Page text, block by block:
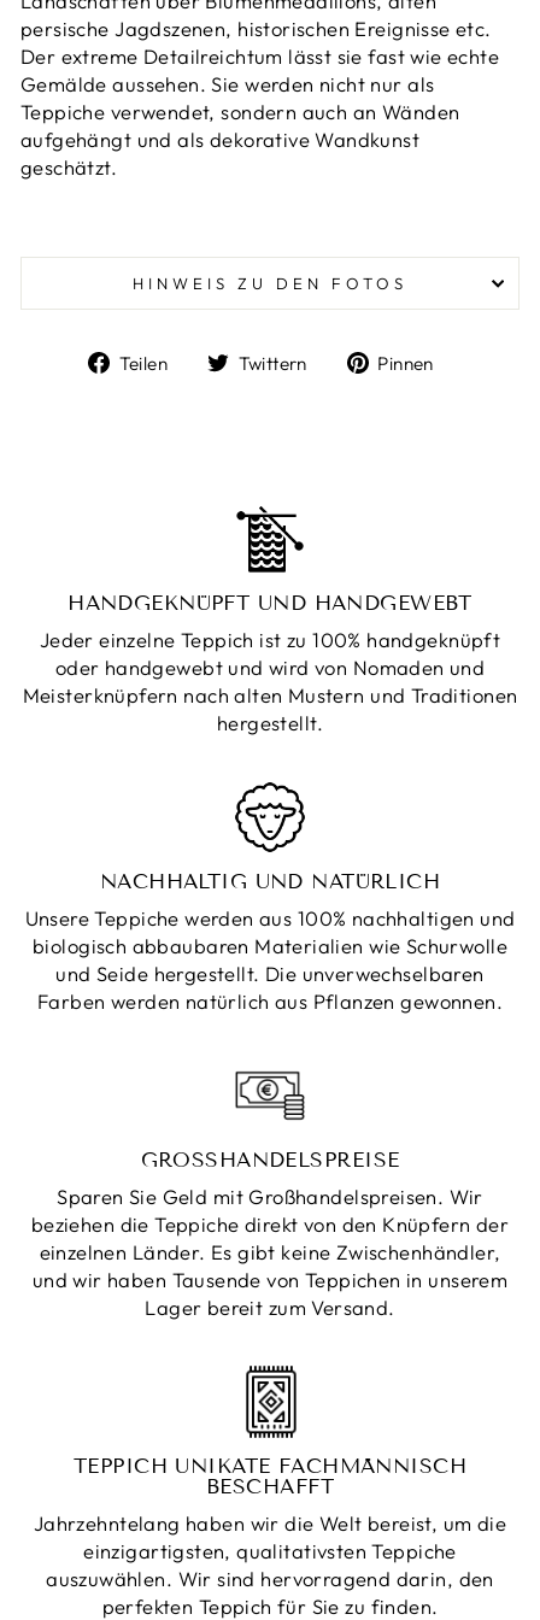
persische Jagdszenen, historischen Ereignisse etc.
Der extreme Detailreichtum lässt sie fast wie echte
Gemälde aussehen. Sie werden nicht nur als
Teppiche verwendet, sondern auch an Wänden
aufgehängt und als dekorative Wandkunst
geschätzt.
HINWEIS ZU DEN FOTOS
Teilen
Auf
Twittern
Auf
Pinnen
HANDGEKNÜPFT UND HANDGEWEBT
Jeder einzelne Teppich ist zu 100% handgeknüpft
oder handgewebt und wird von Nomaden und
Meisterknüpfern nach alten Mustern und Traditionen
hergestellt.
NACHHALTIG UND NATÜRLICH
Unsere Teppiche werden aus 100% nachhaltigen und
biologisch abbaubaren Materialien wie Schurwolle
und Seide hergestellt. Die unverwechselbaren
Farben werden natürlich aus Pflanzen gewonnen.
GROSSHANDELSPREISE
Sparen Sie Geld mit Großhandelspreisen. Wir
beziehen die Teppiche direkt von den Knüpfern der
einzelnen Länder. Es gibt keine Zwischenhändler,
und wir haben Tausende von Teppichen in unserem
Lager bereit zum Versand.
TEPPICH UNIKATE FACHMÄNNISCH
BESCHAFFT
Jahrzehntelang haben wir die Welt bereist, um die
einzigartigsten, qualitativsten Teppiche
auszuwählen. Wir sind hervorragend darin, den
perfekten Teppich für Sie zu finden.